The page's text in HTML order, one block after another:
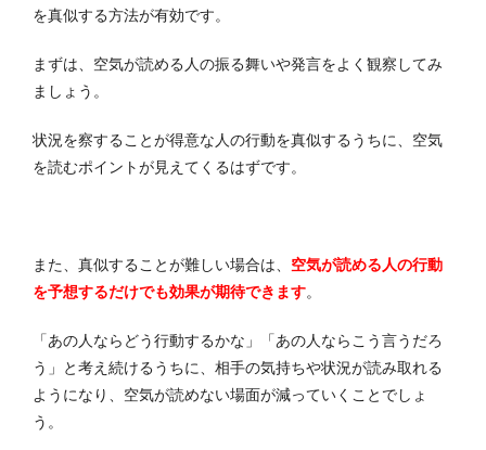
を真似する方法が有効です。
まずは、空気が読める人の振る舞いや発言をよく観察してみ
ましょう。
状況を察することが得意な人の行動を真似するうちに、空気
を読むポイントが見えてくるはずです。
また、真似することが難しい場合は、 空気が読める人の行動
を予想するだけでも効果が期待できます。
「あの人ならどう行動するかな」「あの人ならこう言うだろ
う」と考え続けるうちに、相手の気持ちや状況が読み取れる
ようになり、空気が読めない場面が減っていくことでしょ
う。